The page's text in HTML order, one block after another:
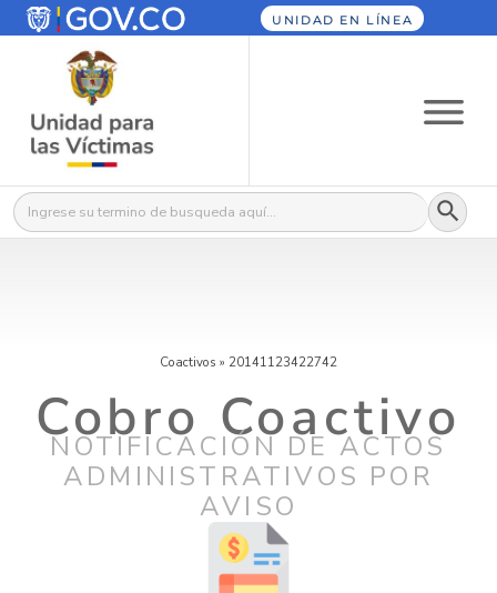
UNIDAD EN LÍNEA
Buscar: Botón
Coactivos » 20141123422742
Cobro Coactivo
NOTIFICACIÓN DE ACTOS
ADMINISTRATIVOS POR
AVISO